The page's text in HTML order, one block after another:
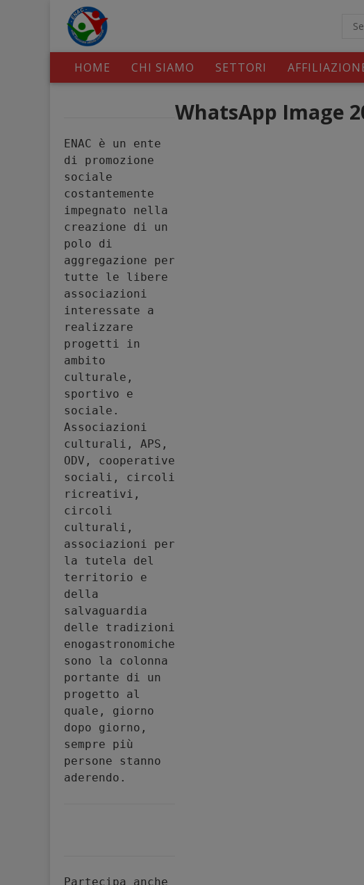
HOME CHI SIAMO SETTORI
ENAC è un ente
di promozione
sociale
costantemente
impegnato nella
creazione di un
polo di
aggregazione per
tutte le libere
associazioni
interessate a
realizzare
progetti in
ambito
culturale,
sportivo e
sociale.
Associazioni
culturali, APS,
ODV, cooperative
sociali, circoli
ricreativi,
circoli
culturali,
associazioni per
la tutela del
territorio e
della
salvaguardia
delle tradizioni
enogastronomiche
sono la colonna
portante di un
progetto al
quale, giorno
dopo giorno,
sempre più
persone stanno
aderendo.
Partecipa anche
WhatsApp Image